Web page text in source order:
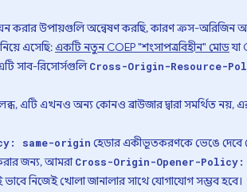
করার উপায়গুলি অন্বেষণ করছি, কারণ ক্রস-অরিজিন
এসেছি:একটি নতুন COEP "শংসাপত্রবিহীন" মোডযা
সাব-রিসোর্সগুলিCross-Origin-Resource-
এটি এখনও অন্য কোনও ব্রাউজার দ্বারা সমর্থিত নয়,
same-origin হেডার একীভূতকরণকে ভেঙে দেবে
করার জন্য, আমরাCross-Origin-Opener-
নিজেই খোলা জানালার সাথে যোগাযোগ সম্ভব হবে।